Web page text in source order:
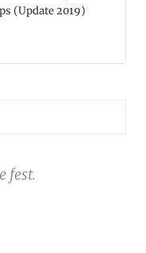
(Update 2019)
fest.